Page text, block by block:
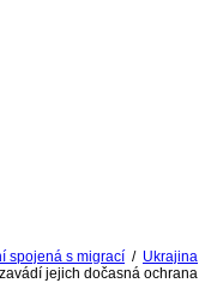
spojená s migrací / Ukrajina
jejich dočasná ochrana